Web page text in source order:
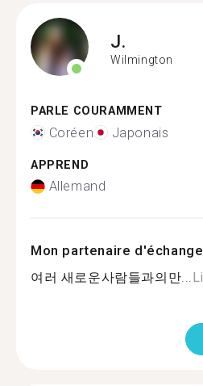
J.
Wilmington
PARLE COURAMMENT
Coréen Japonais
APPREND
Allemand
Mon partenaire
여러 새로운사람들과의만...